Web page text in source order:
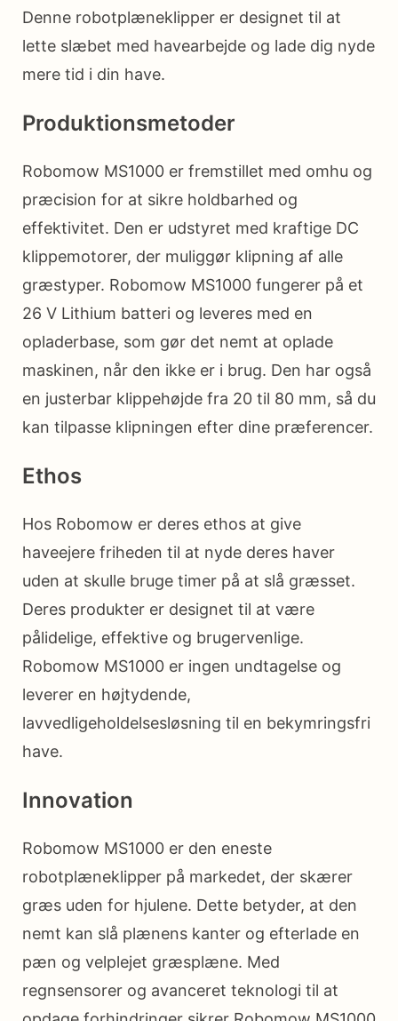
Denne robotplæneklipper er designet til at
lette slæbet med havearbejde og lade dig nyde
mere tid i din have.
Produktionsmetoder
Robomow MS1000 er fremstillet med omhu og
præcision for at sikre holdbarhed og
effektivitet. Den er udstyret med kraftige DC
klippemotorer, der muliggør klipning af alle
græstyper. Robomow MS1000 fungerer på et
26 V Lithium batteri og leveres med en
opladerbase, som gør det nemt at oplade
maskinen, når den ikke er i brug. Den har også
en justerbar klippehøjde fra 20 til 80 mm, så du
kan tilpasse klipningen efter dine præferencer.
Ethos
Hos Robomow er deres ethos at give
haveejere friheden til at nyde deres haver
uden at skulle bruge timer på at slå græsset.
Deres produkter er designet til at være
pålidelige, effektive og brugervenlige.
Robomow MS1000 er ingen undtagelse og
leverer en højtydende,
lavvedligeholdelsesløsning til en bekymringsfri
have.
Innovation
Robomow MS1000 er den eneste
robotplæneklipper på markedet, der skærer
græs uden for hjulene. Dette betyder, at den
nemt kan slå plænens kanter og efterlade en
pæn og velplejet græsplæne. Med
regnsensorer og avanceret teknologi til at